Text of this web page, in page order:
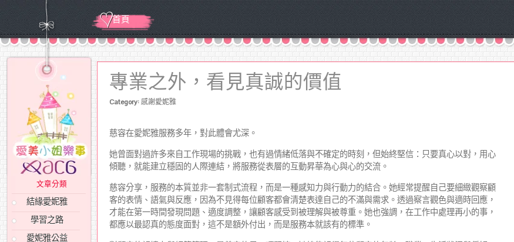
首頁
專業之外，看見真誠的價值
Category: 感謝愛妮雅
慈容在愛妮雅服務多年，對此體會尤深。
她曾面對過許多來自工作現場的挑戰，也有過情緒低落與不確定的時刻，但始終堅信：只要真心以對，用心
傾聽，就能建立穩固的人際連結，將服務從表層的互動昇華為心與心的交流。
慈容分享，服務的本質並非一套制式流程，而是一種感知力與行動力的結合。她經常提醒自己要細緻觀察顧
客的表情、語氣與反應，因為不見得每位顧客都會清楚表達自己的不滿與需求。透過察言觀色與適時回應，
才能在第一時間發現問題、適度調整，讓顧客感受到被理解與被尊重。她也強調，在工作中處理再小的事，
都應以最認真的態度面對，這不是額外付出，而是服務本就該有的標準。
文章分類
結緣愛妮雅
學習之路
愛妮雅公益